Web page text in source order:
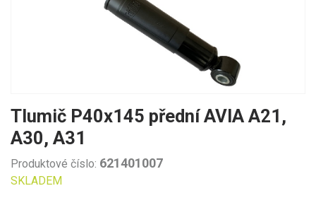
Tlumič P40x145 přední AVIA A21,
A30, A31
Produktové číslo: 621401007
SKLADEM